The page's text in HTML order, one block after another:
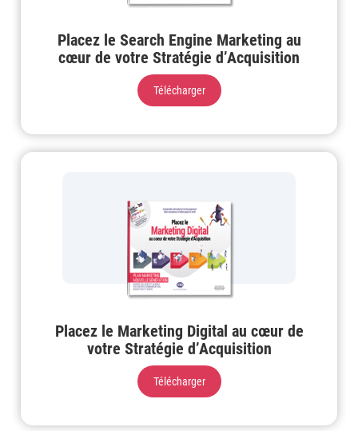
Placez le Search Engine Marketing au
cœur de votre Stratégie d’Acquisition
Télécharger
Placez le Marketing Digital au cœur de
votre Stratégie d’Acquisition
Télécharger